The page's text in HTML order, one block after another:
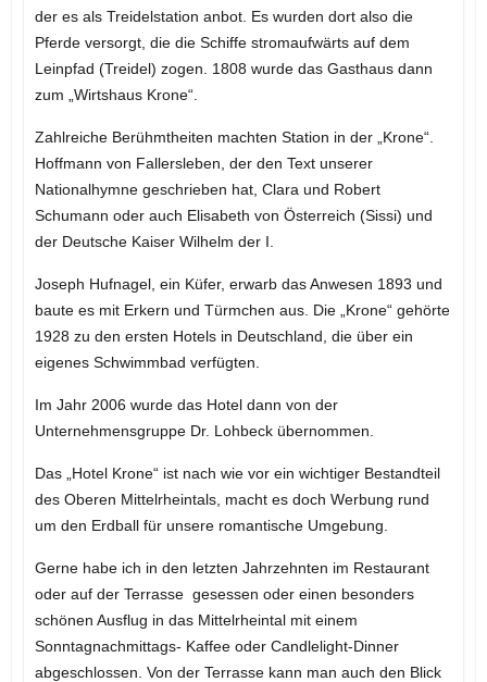
der es als Treidelstation anbot. Es wurden dort also die
Pferde versorgt, die die Schiffe stromaufwärts auf dem
Leinpfad (Treidel) zogen. 1808 wurde das Gasthaus dann
zum „Wirtshaus Krone“.
Zahlreiche Berühmtheiten machten Station in der „Krone“.
Hoffmann von Fallersleben, der den Text unserer
Nationalhymne geschrieben hat, Clara und Robert
Schumann oder auch Elisabeth von Österreich (Sissi) und
der Deutsche Kaiser Wilhelm der I.
Joseph Hufnagel, ein Küfer, erwarb das Anwesen 1893 und
baute es mit Erkern und Türmchen aus. Die „Krone“ gehörte
1928 zu den ersten Hotels in Deutschland, die über ein
eigenes Schwimmbad verfügten.
Im Jahr 2006 wurde das Hotel dann von der
Unternehmensgruppe Dr. Lohbeck übernommen.
Das „Hotel Krone“ ist nach wie vor ein wichtiger Bestandteil
des Oberen Mittelrheintals, macht es doch Werbung rund
um den Erdball für unsere romantische Umgebung.
Gerne habe ich in den letzten Jahrzehnten im Restaurant
oder auf der Terrasse gesessen oder einen besonders
schönen Ausflug in das Mittelrheintal mit einem
Sonntagnachmittags- Kaffee oder Candlelight-Dinner
abgeschlossen. Von der Terrasse kann man auch den Blick